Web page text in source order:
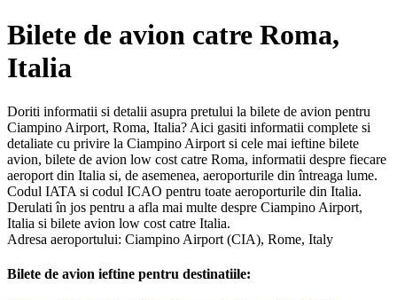
Bilete de avion catre Roma,
Italia
Doriti informatii si detalii asupra pretului la bilete de avion pentru
Ciampino Airport, Roma, Italia? Aici gasiti informatii complete si
detaliate cu privire la Ciampino Airport si cele mai ieftine bilete
avion, bilete de avion low cost catre Roma, informatii despre fiecare
aeroport din Italia si, de asemenea, aeroporturile din întreaga lume.
Codul IATA si codul ICAO pentru toate aeroporturile din Italia.
Derulati în jos pentru a afla mai multe despre Ciampino Airport,
Italia si bilete avion low cost catre Italia.
Adresa aeroportului: Ciampino Airport (CIA), Rome, Italy
Bilete de avion ieftine pentru destinatiile: